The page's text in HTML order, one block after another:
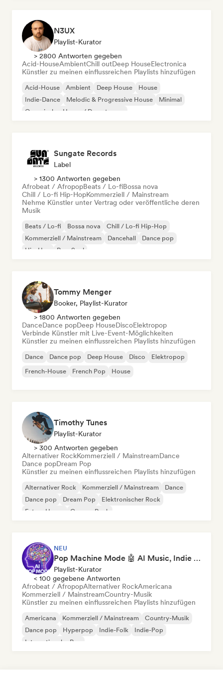
N3UX
Playlist-Kurator
> 2800 Antworten gegeben
Acid-HouseAmbientChill outDeep HouseElectronica
Künstler zu meinen einflussreichen Playlists hinzufügen
Acid-House Ambient Deep House
House
Indie-Dance
Melodic & Progressive House
Minimal
Organischer House / Downtempo
Sungate Records
Label
> 1300 Antworten gegeben
Afrobeat / AfropopBeats / Lo-fiBossa nova
Chill / Lo-fi Hip-HopKommerziell / Mainstream
Nehme Künstler unter Vertrag oder veröffentliche deren
Musik
Beats / Lo-fi Bossa nova
Chill / Lo-fi Hip-Hop
Kommerziell / Mainstream
Dancehall
Dance pop
Hip-Hop
Pop-Soul
Tommy Menger
Booker, Playlist-Kurator
> 1800 Antworten gegeben
DanceDance popDeep HouseDiscoElektropop
Verbinde Künstler mit Live-Event-Möglichkeiten
Künstler zu meinen einflussreichen Playlists hinzufügen
Dance Dance pop Deep House Disco
Elektropop
French-House
French Pop House
Timothy Tunes
Playlist-Kurator
> 300 Antworten gegeben
Alternativer RockKommerziell / MainstreamDance
Dance popDream Pop
Künstler zu meinen einflussreichen Playlists hinzufügen
Alternativer Rock Kommerziell / Mainstream
Dance
Dance pop
Dream Pop
Elektronischer Rock
Future House
Garage-Rock
NEU
Pop Machine Mode 🤖 AI Music, Indie Pop & Dream Pop
Playlist-Kurator
< 100 gegebene Antworten
Afrobeat / AfropopAlternativer RockAmericana
Kommerziell / MainstreamCountry-Musik
Künstler zu meinen einflussreichen Playlists hinzufügen
Americana Kommerziell / Mainstream
Country-Musik
Dance pop
Hyperpop Indie-Folk
Indie-Pop
Internationaler Pop